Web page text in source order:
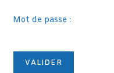
Mot de passe :